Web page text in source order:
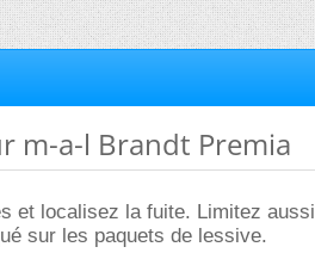
m-a-l Brandt Premia
et localisez la fuite. Limitez aussi
sur les paquets de lessive.